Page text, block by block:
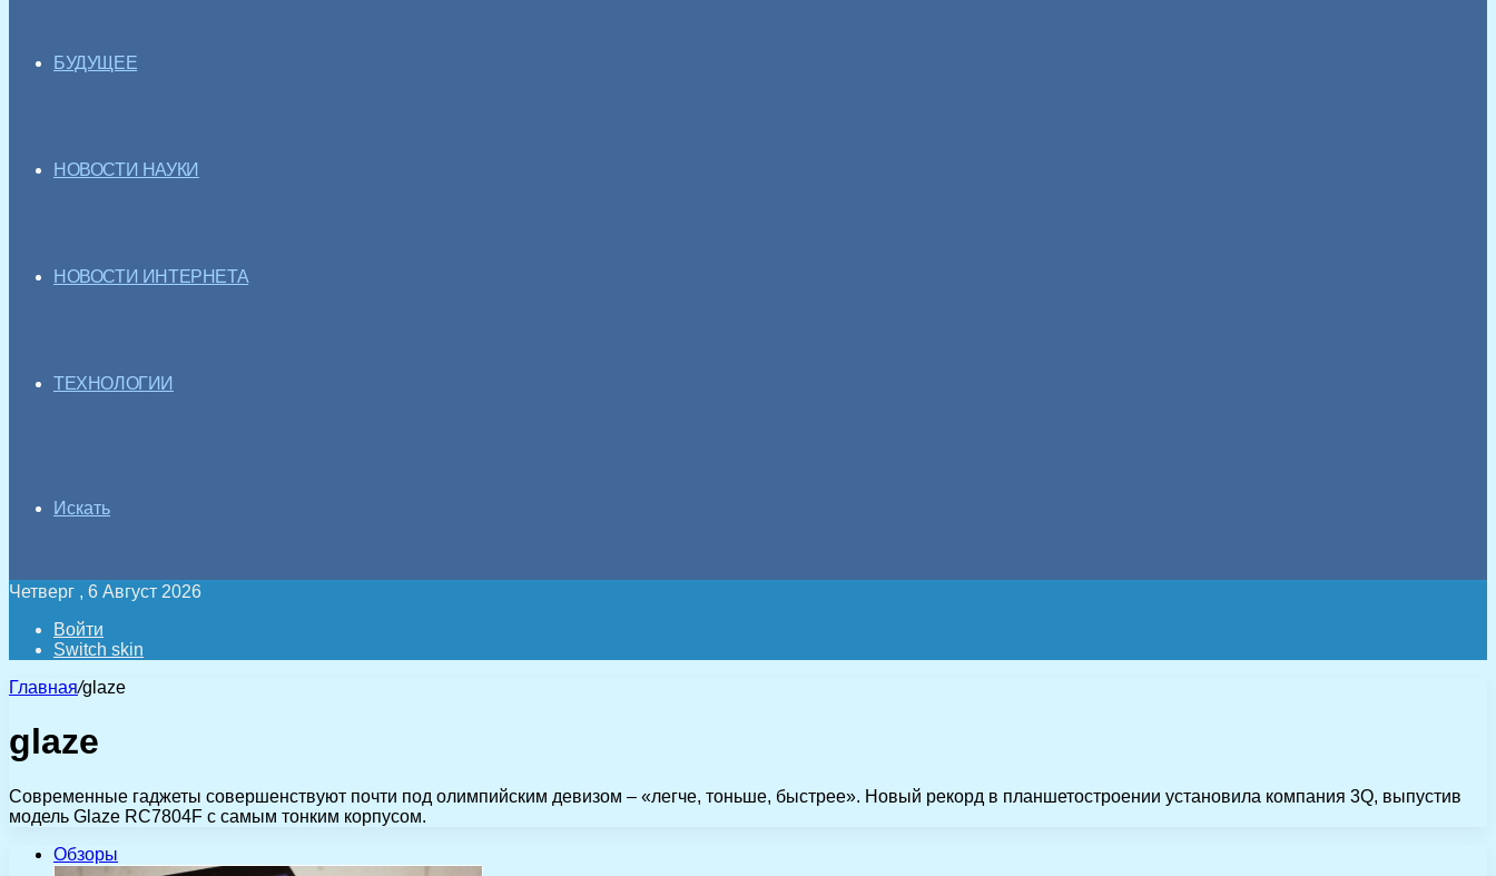
БУДУЩЕЕ
НОВОСТИ НАУКИ
НОВОСТИ ИНТЕРНЕТА
ТЕХНОЛОГИИ
Искать
Четверг , 6 Август 2026
Войти
Switch skin
Главная/glaze
glaze
Современные гаджеты совершенствуют почти под олимпийским девизом – «легче, тоньше, быстрее». Новый рекорд в планшетостроении установила компания 3Q, выпустив
модель Glaze RC7804F с самым тонким корпусом.
Обзоры